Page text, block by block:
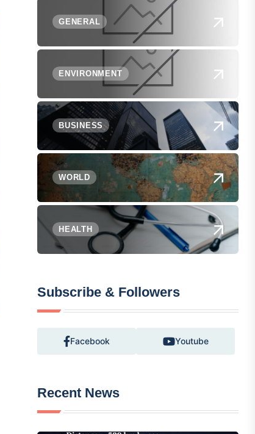
GENERAL
ENVIRONMENT
BUSINESS
WORLD
HEALTH
Subscribe & Followers
Facebook Youtube
Recent News